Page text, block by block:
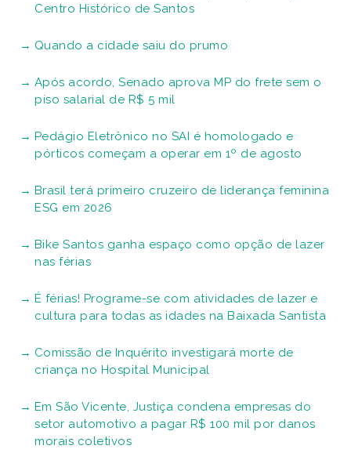
Centro Histórico de Santos
Quando a cidade saiu do prumo
Após acordo, Senado aprova MP do frete sem o
piso salarial de R$ 5 mil
Pedágio Eletrônico no SAI é homologado e
pórticos começam a operar em 1º de agosto
Brasil terá primeiro cruzeiro de liderança feminina
ESG em 2026
Bike Santos ganha espaço como opção de lazer
nas férias
É férias! Programe-se com atividades de lazer e
cultura para todas as idades na Baixada Santista
Comissão de Inquérito investigará morte de
criança no Hospital Municipal
Em São Vicente, Justiça condena empresas do
setor automotivo a pagar R$ 100 mil por danos
morais coletivos